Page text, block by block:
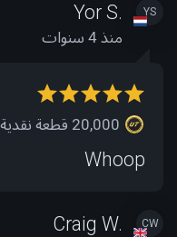
YS
Yor S.
منذ 4 سنوات
Whoop
CW
Craig W.